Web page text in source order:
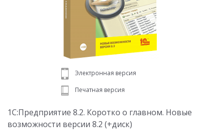
1С:Предприятие 8.2. Коротко о главном. Новые
возможности версии 8.2 (+диск)
Электронная версия
Печатная версия